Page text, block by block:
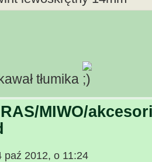
tłumika
MIWO/
paź 2012, o 11:24